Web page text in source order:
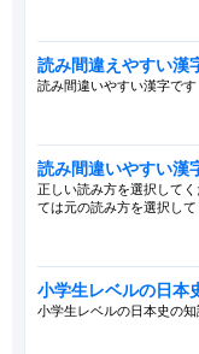
読み間違えやすい漢
読み間違いやすい漢字です
読み間違いやすい漢
正しい読み方を選択して
ては元の読み方を選択して
小学生レベルの日本
小学生レベルの日本史の知